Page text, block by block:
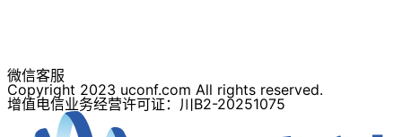
微信客服
Copyright 2023 uconf.com All rights reserved.
增值电信业务经营许可证：川B2-20251075